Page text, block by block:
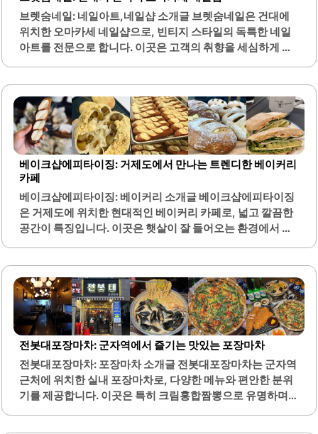
기간 동안 아름다운 손톱을 유지할 수 있도록 돕습니다. 이곳
은 고객의 편의를 고려하여 대중교통으로 접근하기 쉬운 위
치에 자리잡고 있으며, 다양한 디자인과 색상 조합을 통해 고
객의 개성을 표현할..
브렛숨네일: 네일아트,네일샵 소개글 브렛숨네일은 건대에
위치한 오마카세 네일샵으로, 빈티지 스타일의 독특한 네일
아트를 전문으로 합니다. 이곳은 고객의 취향을 세심하게 반
다양한 아트 옵션을 제안합니다.또한, 네일 아트의 유지력이
뛰어나며, 고객들이 만족할 수 있도록 꼼꼼하게 시술합니다.
브렛숨네일은 아늑하고 편안한 분위기를 제공하여, 고객들
이 시술 중 편안함을 느낄 수 있도록 배려하고 있습니다. 이곳
의 아트는 빈티지 키치와 Y2K 스타일을 잘 살리고 있으며, 매
달 새로운 컨셉으로 고객을 맞이합니다.고객들은 이곳에서
제공하는 다양한 색상과 아트 디자인에 대해 높은 만족도를
보이고 있습니다. 특히, 원컬러 시술도 섬세하게 진행되어,
고객들이 원하는 결과물을 얻을 수 있습니다. 브렛숨네일은
접근성이 뛰어난..
베이크샵에피타이징: 거제도에서 만나는 트렌디한 베이커리
카페
베이크샵에피타이징: 베이커리 소개글 베이크샵에피타이징
은 거제도에 위치한 현대적인 베이커리 카페로, 넓고 깔끔한
공간이 특징입니다. 이곳은 햇살이 잘 들어오는 환경에서 여
준비되어 있습니다.특히 속재료가 풍부하여 맛의 깊이가 뛰
어나며, 빵과 함께 제공되는 커피와 음료는 조화를 이루어 더
욱 맛있습니다. 또한, 친절한 직원들이 고객을 맞이하여 기분
좋은 시간을 보낼 수 있도록 도와줍니다. 주차 공간이 넓어 차
량 이용 시 편리함을 제공합니다.다양한 빵 종류와 음료가 준
비되어 있어 선택의 폭이 넓습니다. 이곳은 특히 통밤빵과 고
메버터프레첼이 인기 있으며, 고객들은 빵의 풍미와 질감에
대해 긍정적인 반응을 보이고 있습니다. 또한, 카페라떼와 아
메리카노도 맛있어 음료 선택에..
전봇대포장마차: 군자역에서 즐기는 맛있는 포장마차
전봇대포장마차: 포장마차 소개글 전봇대포장마차는 군자역
근처에 위치한 실내 포장마차로, 다양한 메뉴와 편안한 분위
기를 제공합니다. 이곳은 특히 크림홍합짬뽕으로 유명하며,